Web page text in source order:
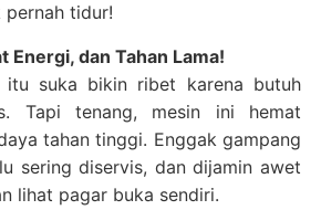
tidur!
Energi, dan Tahan Lama!
itu suka bikin ribet karena butuh
Tapi tenang, mesin ini hemat
tahan tinggi. Enggak gampang
sering diservis, dan dijamin awet
lihat pagar buka sendiri.